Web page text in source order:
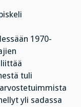
1970-
tuli
yli sadassa